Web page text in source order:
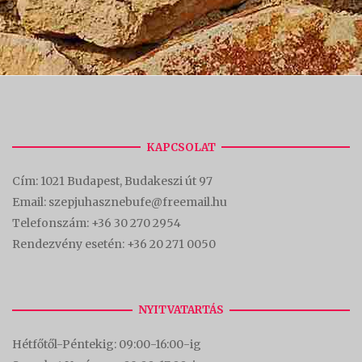
KAPCSOLAT
Cím: 1021 Budapest, Budakeszi út 97
Email: szepjuhasznebufe@freemail.hu
Telefonszám: +36 30 270 2954
Rendezvény esetén: +36 20 271 0050
NYITVATARTÁS
Hétfőtől-Péntekig: 09:00-16:00-ig